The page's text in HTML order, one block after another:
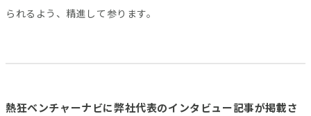
られるよう、精進して参ります。
熱狂ベンチャーナビに弊社代表のインタビュー記事が掲載さ